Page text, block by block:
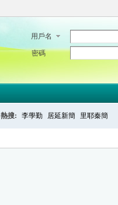
用戶名
密碼
熱搜: 李學勤 居延新簡 里耶秦簡